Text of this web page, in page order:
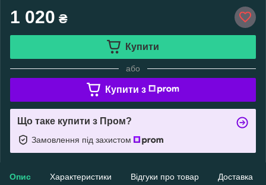
1 020 ₴
Купити
або
Купити з
Що таке купити з Пром?
Замовлення під захистом
Опис Характеристики Відгуки про товар Доставка